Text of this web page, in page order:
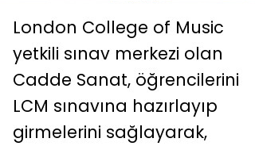
London College of Music
yetkili sınav merkezi olan
Cadde Sanat, öğrencilerini
LCM sınavına hazırlayıp
girmelerini sağlayarak,